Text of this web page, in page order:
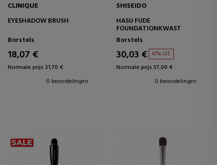
CLINIQUE
EYESHADOW BRUSH
Borstels
18,07 €
Normale prijs 31,70 €
0 beoordelingen
SHISEIDO
HASU FUDE
FOUNDATIONKWAST
Borstels
30,03 € 47% UIT.
Normale prijs 57,00 €
0 beoordelingen